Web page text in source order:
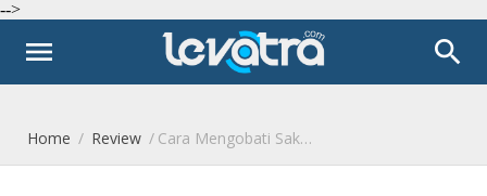
-->
menu search
Home / Review / Cara Mengobati Sakit Kepala Secara Alami